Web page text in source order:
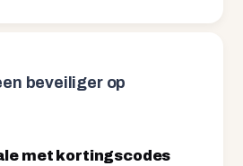
beveiliger op
met kortingscodes